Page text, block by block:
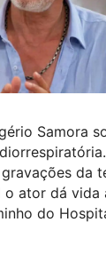
Samora
da
o ator dá vida
do